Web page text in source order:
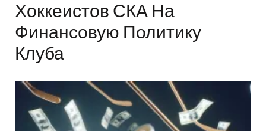
Хоккеистов СКА На
Финансовую Политику
Клуба